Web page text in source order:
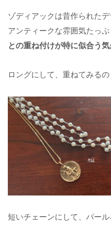
ゾディアックは昔作られた
アンティークな雰囲気たっぷ
との重ね付けが特に似合う気
ロングにして、重ねてみるの
短いチェーンにして、パー